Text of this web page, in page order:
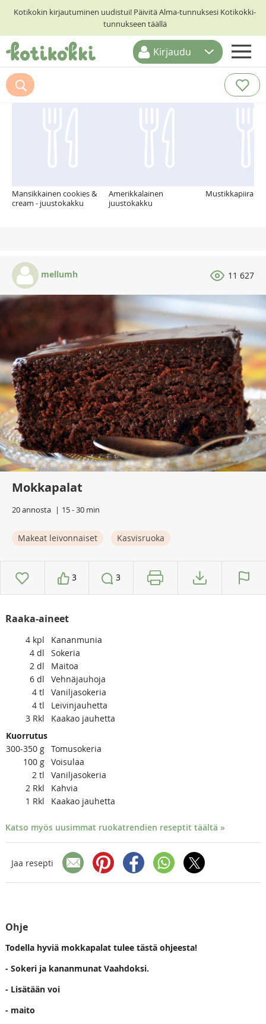
Kotikokin kirjautuminen uudistui! Päivitä Alma-tunnuksesi Kotikokki-
tunnukseen täällä
ETUSIVU
RESEPTIHAKU
Kirjaudu
Suosittelemme myös
Mansikkainen cookies &
cream - juustokakku
Amerikkalainen
juustokakku
Mustikkapiirakka
mellumh 11 627
Mokkapalat
20 annosta 15 - 30 min
Makeat leivonnaiset Kasvisruoka
3 3
Raaka-aineet
4 kpl
Kananmunia
4 dl
Sokeria
2 dl
Maitoa
6 dl
Vehnäjauhoja
4 tl
Vaniljasokeria
4 tl
Leivinjauhetta
3 Rkl
Kaakao jauhetta
Kuorrutus
300-350 g Tomusokeria
100 g Voisulaa
2 tl
Vaniljasokeria
2 Rkl
Kahvia
1 Rkl Kaakao jauhetta
Katso myös uusimmat ruokatrendien reseptit täältä »
Jaa resepti
Ohje
Todella hyviä mokkapalat tulee tästä ohjeesta!
- Sokeri ja kananmunat Vaahdoksi.
- Lisätään voi
- maito